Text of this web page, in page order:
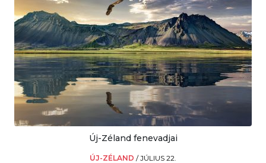
Új-Zéland fenevadjai
ÚJ-ZÉLAND /JÚLIUS 22.